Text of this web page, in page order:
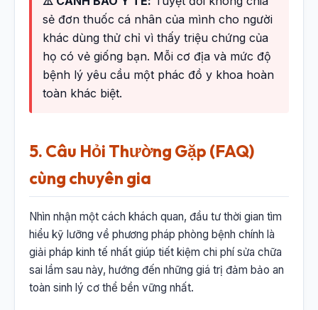
sẻ đơn thuốc cá nhân của mình cho người
khác dùng thử chỉ vì thấy triệu chứng của
họ có vẻ giống bạn. Mỗi cơ địa và mức độ
bệnh lý yêu cầu một phác đồ y khoa hoàn
toàn khác biệt.
5. Câu Hỏi Thường Gặp (FAQ)
cùng chuyên gia
Nhìn nhận một cách khách quan, đầu tư thời gian tìm
hiểu kỹ lưỡng về phương pháp phòng bệnh chính là
giải pháp kinh tế nhất giúp tiết kiệm chi phí sửa chữa
sai lầm sau này, hướng đến những giá trị đảm bảo an
toàn sinh lý cơ thể bền vững nhất.